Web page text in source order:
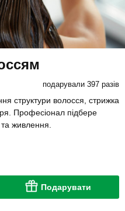
подарували 397 разів
структури волосся, стрижка
Професіонал підбере
та живлення.
Подарувати